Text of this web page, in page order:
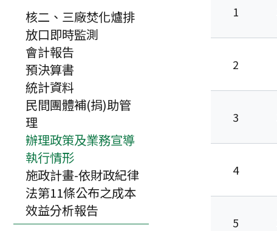
核二、三廠焚化爐排
放口即時監測
會計報告
預決算書
統計資料
民間團體補(捐)助管
理
辦理政策及業務宣導
執行情形
施政計畫-依財政紀律
法第11條公布之成本
效益分析報告
1
2
3
4
5